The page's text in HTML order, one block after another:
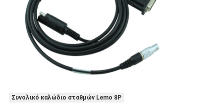
Συνολικό καλώδιο σταθμών Lemo 8P